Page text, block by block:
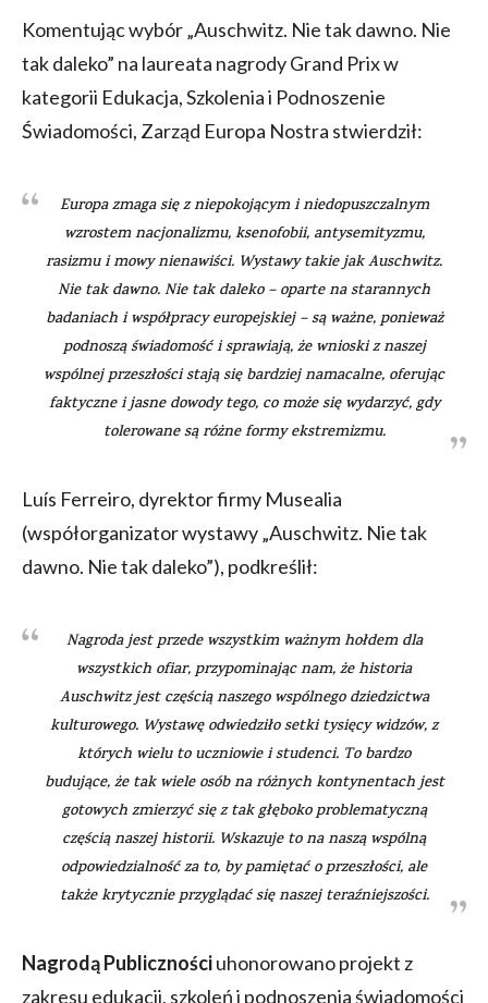
Komentując wybór „Auschwitz. Nie tak dawno. Nie
tak daleko” na laureata nagrody Grand Prix w
kategorii Edukacja, Szkolenia i Podnoszenie
Świadomości, Zarząd Europa Nostra stwierdził:
Europa zmaga się z niepokojącym i niedopuszczalnym
wzrostem nacjonalizmu, ksenofobii, antysemityzmu,
rasizmu i mowy nienawiści. Wystawy takie jakAuschwitz.
Nie tak dawno. Nie tak daleko –oparte na starannych
badaniach i współpracy europejskiej – są ważne, ponieważ
podnoszą świadomość i sprawiają, że wnioski z naszej
wspólnej przeszłości stają się bardziej namacalne, oferując
faktyczne i jasne dowody tego, co może się wydarzyć, gdy
tolerowane są różne formy ekstremizmu.
Luís Ferreiro, dyrektor firmy Musealia
(współorganizator wystawy „Auschwitz. Nie tak
dawno. Nie tak daleko”), podkreślił:
Nagroda jest przede wszystkim ważnym hołdem dla
wszystkich ofiar, przypominając nam, że historia
Auschwitz jest częścią naszego wspólnego dziedzictwa
kulturowego. Wystawę odwiedziło setki tysięcy widzów, z
których wielu to uczniowie i studenci. To bardzo
budujące, że tak wiele osób na różnych kontynentach jest
gotowych zmierzyć się z tak głęboko problematyczną
częścią naszej historii. Wskazuje to na naszą wspólną
odpowiedzialność za to, by pamiętać o przeszłości, ale
także krytycznie przyglądać się naszej teraźniejszości.
Nagrodą Publicznościuhonorowano projekt z
zakresu edukacji, szkoleń i podnoszenia świadomości